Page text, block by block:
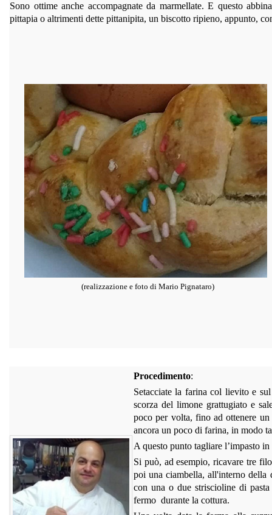
Sono ottime anche accompagnate da marmellate. E questo
pittapia o altrimenti dette pittanipita, un biscotto ripieno, appunto,
(realizzazione e foto di Mario Pignataro)
Procedimento:
Setacciate la farina col lievito e
scorza del limone grattugiato e
poco per volta, fino ad ottenere
ancora un poco di farina, in modo
A questo punto tagliare l’impasto
Si può, ad esempio, ricavare tre
poi una ciambella, all'interno
con una o due striscioline di
fermo durante la cottura.